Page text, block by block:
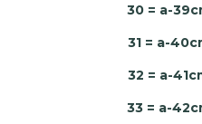
30 = a-
31 = a-
32 = a-
33 = a-